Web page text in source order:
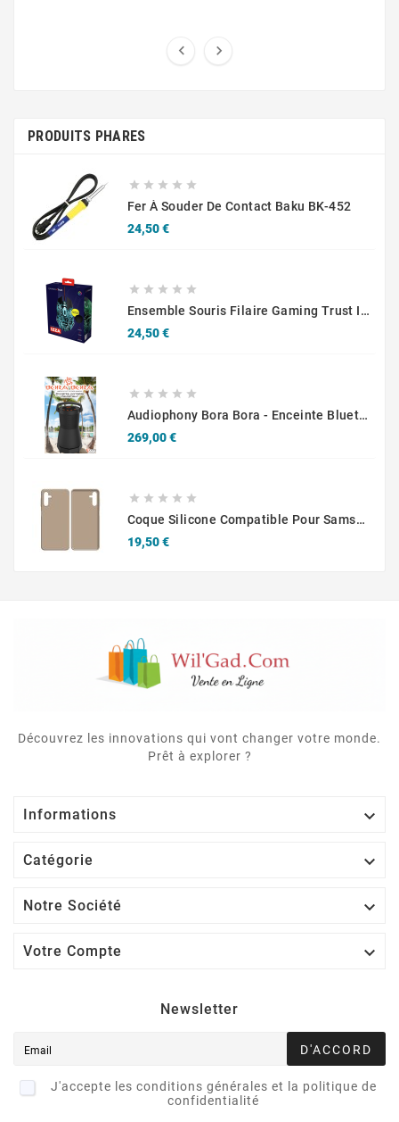
 
PRODUITS PHARES
    
Fer À Souder De Contact Baku BK-452
24,50 €Prix
    
Ensemble Souris Filaire Gaming Trust Izza Noir + Tapis De Souris Noir Et Blanc
24,50 €Prix
    
Audiophony Bora Bora - Enceinte Bluetooth 360° Résistante Aux Intempéries
269,00 €Prix
    
Coque Silicone Compatible Pour Samsung Galaxy A13 5G A136 & A04s A047F Rose Gold
19,50 €Prix
Découvrez les innovations qui vont changer votre monde.
Prêt à explorer ?
Informations 
Catégorie 
Notre Société 
Votre Compte 
Newsletter
D'ACCORD
J'accepte les conditions générales et la politique de
confidentialité